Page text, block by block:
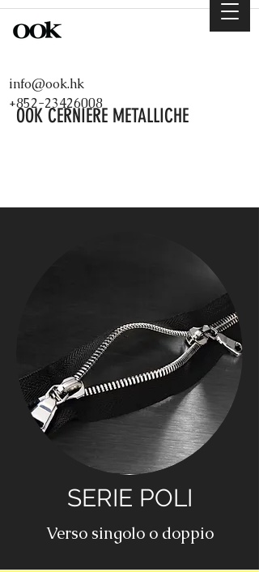
info@ook.hk
+852-23426008
OOK CERNIERE METALLICHE
SERIE POLI
Verso singolo o doppio